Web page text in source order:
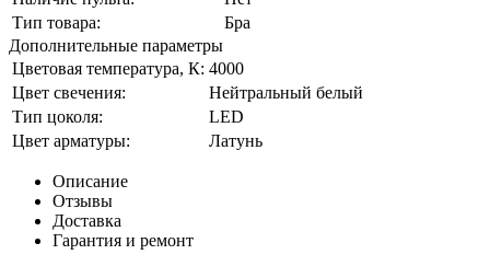
Тип товара:
Бра
Дополнительные параметры
Цветовая температура, К: 4000
Цвет свечения:
Нейтральный белый
Тип цоколя:
LED
Цвет арматуры:
Латунь
Описание
Отзывы
Доставка
Гарантия и ремонт